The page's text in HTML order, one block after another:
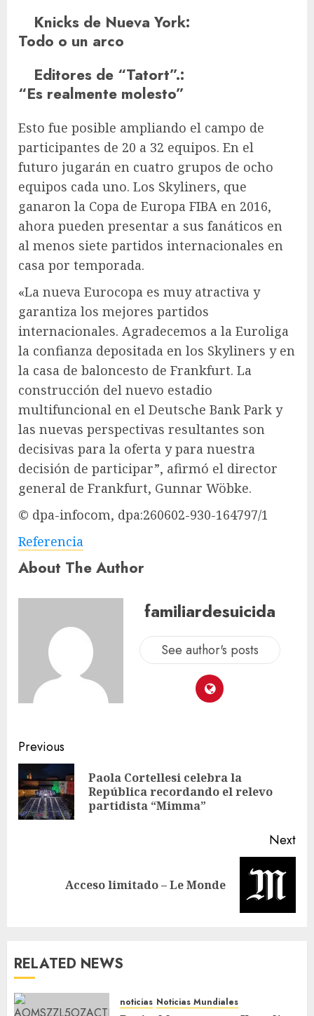
Knicks de Nueva York:
Todo o un arco
Editores de “Tatort”.:
“Es realmente molesto”
Esto fue posible ampliando el campo de
participantes de 20 a 32 equipos. En el
futuro jugarán en cuatro grupos de ocho
equipos cada uno. Los Skyliners, que
ganaron la Copa de Europa FIBA ​​​​en 2016,
ahora pueden presentar a sus fanáticos en
al menos siete partidos internacionales en
casa por temporada.
«La nueva Eurocopa es muy atractiva y
garantiza los mejores partidos
internacionales. Agradecemos a la Euroliga
la confianza depositada en los Skyliners y en
la casa de baloncesto de Frankfurt. La
construcción del nuevo estadio
multifuncional en el Deutsche Bank Park y
las nuevas perspectivas resultantes son
decisivas para la oferta y para nuestra
decisión de participar”, afirmó el director
general de Frankfurt, Gunnar Wöbke.
© dpa-infocom, dpa:260602-930-164797/1
Referencia
About The Author
familiardesuicida
See author's posts
Previous
Paola Cortellesi celebra la
República recordando el relevo
partidista “Mimma”
Next
Acceso limitado – Le Monde
RELATED NEWS
noticias Noticias Mundiales